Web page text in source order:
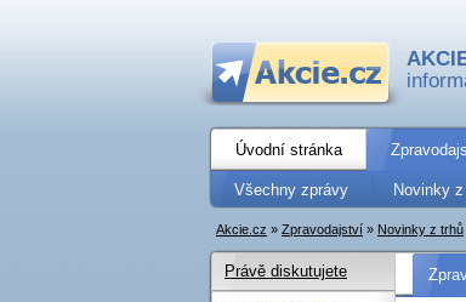
Úvodní stránka
Všechny zprávy Novinky
Akcie.cz » Zpravodajství » Novinky z trhů
Právě diskutujete